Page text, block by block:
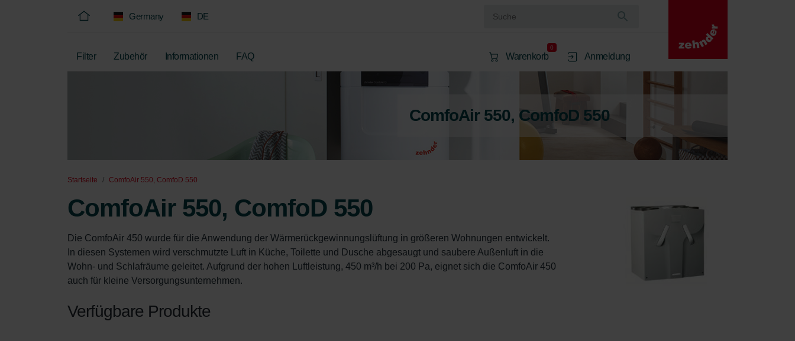
Germany DE
Filter Zubehör Informationen FAQ Warenkorb
0
Anmeldung
ComfoAir 550, ComfoD 550
Startseite ComfoAir 550, ComfoD 550
ComfoAir 550, ComfoD 550
Die ComfoAir 450 wurde für die Anwendung der Wärmerückgewinnungslüftung in größeren Wohnungen entwickelt.
In diesen Systemen wird verschmutzte Luft in Küche, Toilette und Dusche abgesaugt und saubere Außenluft in die
Wohn- und Schlafräume geleitet. Aufgrund der hohen Luftleistung, 450 m³/h bei 200 Pa, eignet sich die ComfoAir 450
auch für kleine Versorgungsunternehmen.
Verfügbare Produkte